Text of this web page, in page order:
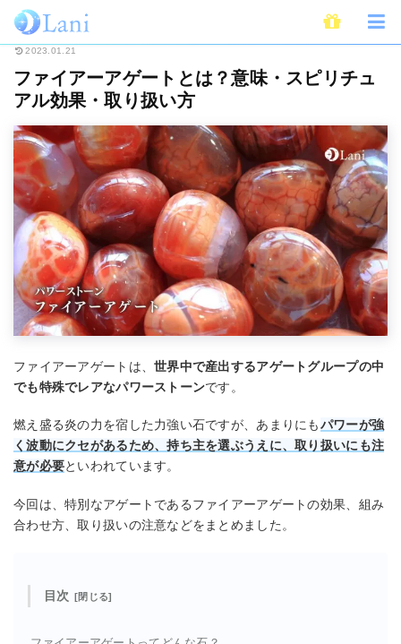
ホーム スピリチュアル ファイアーアゲートとは？意味
2023.01.21
ファイアーアゲートとは？意味・スピリチュ
アル効果・取り扱い方
ファイアーアゲートは、世界中で産出するアゲートグループの中
でも特殊でレアなパワーストーンです。
燃え盛る炎の力を宿した力強い石ですが、あまりにもパワーが強
く波動にクセがあるため、持ち主を選ぶうえに、取り扱いにも注
意が必要といわれています。
今回は、特別なアゲートであるファイアーアゲートの効果、組み
合わせ方、取り扱いの注意などをまとめました。
目次